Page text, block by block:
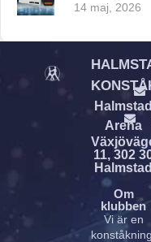
14 maj, 2026
Halmstad
Arena
11, 302
Halmstad
Om
klubben
Vi är en